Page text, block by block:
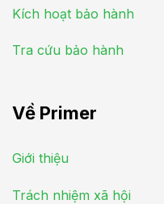
Kích hoạt bảo hành
Tra cứu bảo hành
Về Primer
Giới thiệu
Trách nhiệm xã hội